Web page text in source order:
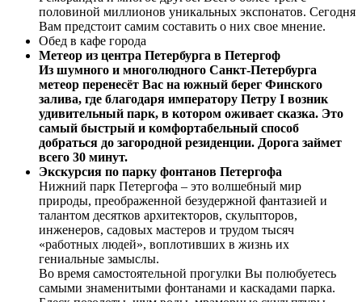
половиной миллионов уникальных экспонатов. Сегодня
Вам предстоит самим составить о них свое мнение.
Обед в кафе города
Метеор из центра Петербурга в Петергоф
Из шумного и многолюдного Санкт-Петербурга
метеор перенесёт Вас на южный берег Финского
залива, где благодаря императору Петру I возник
удивительный парк, в котором оживает сказка. Это
самый быстрый и комфортабельный способ
добраться до загородной резиденции. Дорога займет
всего 30 минут.
Экскурсия по парку фонтанов Петергофа
Нижний парк Петергофа – это волшебный мир
природы, преображенной безудержной фантазией и
талантом десятков архитекторов, скульпторов,
инженеров, садовых мастеров и трудом тысяч
«работных людей», воплотивших в жизнь их
гениальные замыслы.
Во время самостоятельной прогулки Вы полюбуетесь
самыми знаменитыми фонтанами и каскадами парка.